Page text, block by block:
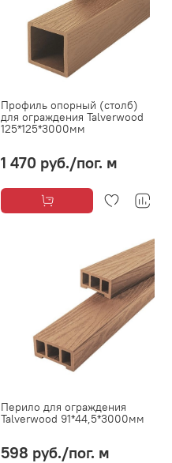
Профиль опорный (столб)
для ограждения Talverwood
125*125*3000мм
1 470 руб./пог. м
Перило для ограждения
Talverwood 91*44,5*3000мм
598 руб./пог. м